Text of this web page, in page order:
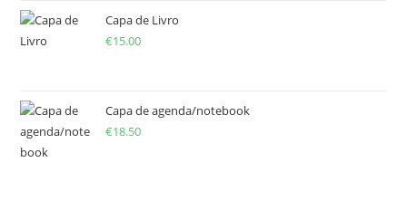
Capa de Livro
€15.00
Capa de agenda/notebook
€18.50